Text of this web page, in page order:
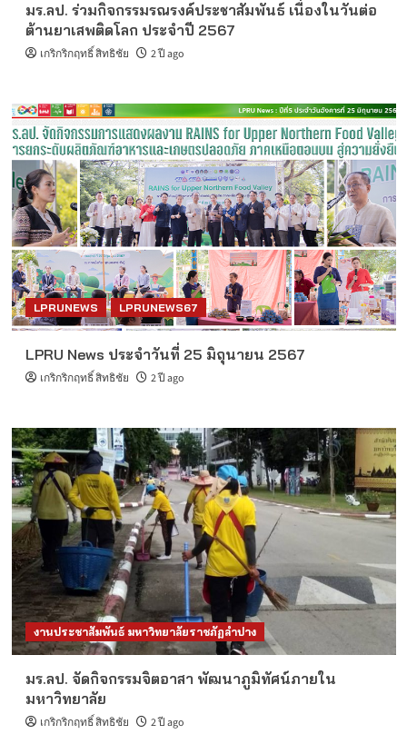
มร.ลป. ร่วมกิจกรรมรณรงค์ประชาสัมพันธ์ เนื่องในวันต่อ
ต้านยาเสพติดโลก ประจำปี 2567
เกริกริกฤทธิ์ สิทธิชัย 2 ปี ago
LPRUNEWS LPRUNEWS67
LPRU News ประจำวันที่ 25 มิถุนายน 2567
เกริกริกฤทธิ์ สิทธิชัย 2 ปี ago
งานประชาสัมพันธ์ มหาวิทยาลัยราชภัฏลำปาง
มร.ลป. จัดกิจกรรมจิตอาสา พัฒนาภูมิทัศน์ภายใน
มหาวิทยาลัย
เกริกริกฤทธิ์ สิทธิชัย 2 ปี ago